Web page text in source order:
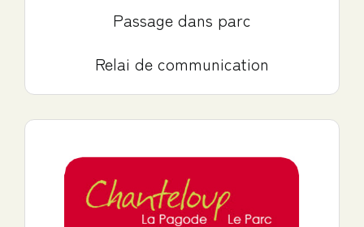
Passage dans parc
Relai de communication